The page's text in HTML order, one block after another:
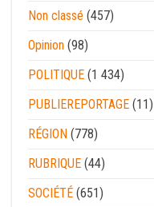
Non classé (457)
Opinion (98)
POLITIQUE (1 434)
PUBLIEREPORTAGE (11)
RÉGION (778)
RUBRIQUE (44)
SOCIÉTÉ (651)